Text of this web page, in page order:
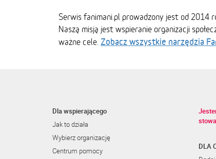
Serwis fanimani.pl prowadzony jest od 2014
Naszą misją jest wspieranie organizacji
ważne cele. Zobacz wszystkie narzędzia
Dla wspierającego
Jak to działa
Wybierz organizację
Centrum pomocy
DLA